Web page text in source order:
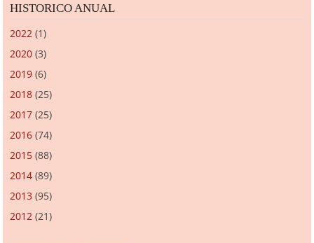
HISTORICO ANUAL
2022 (1)
2020 (3)
2019 (6)
2018 (25)
2017 (25)
2016 (74)
2015 (88)
2014 (89)
2013 (95)
2012 (21)